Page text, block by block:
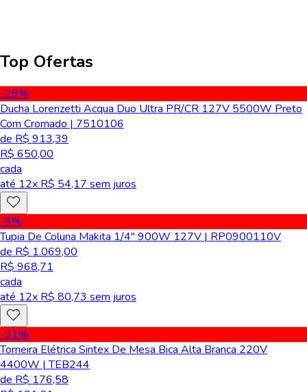
Top Ofertas
-29%
Ducha Lorenzetti Acqua Duo Ultra PR/CR 127V 5500W Preto
Com Cromado | 7510106
de R$ 913,39
R$ 650,00
cada
até 12x R$ 54,17 sem juros
-9%
Tupia De Coluna Makita 1/4" 900W 127V | RP0900110V
de R$ 1.069,00
R$ 968,71
cada
até 12x R$ 80,73 sem juros
-31%
Torneira Elétrica Sintex De Mesa Bica Alta Branca 220V
4400W | TEB244
de R$ 176,58